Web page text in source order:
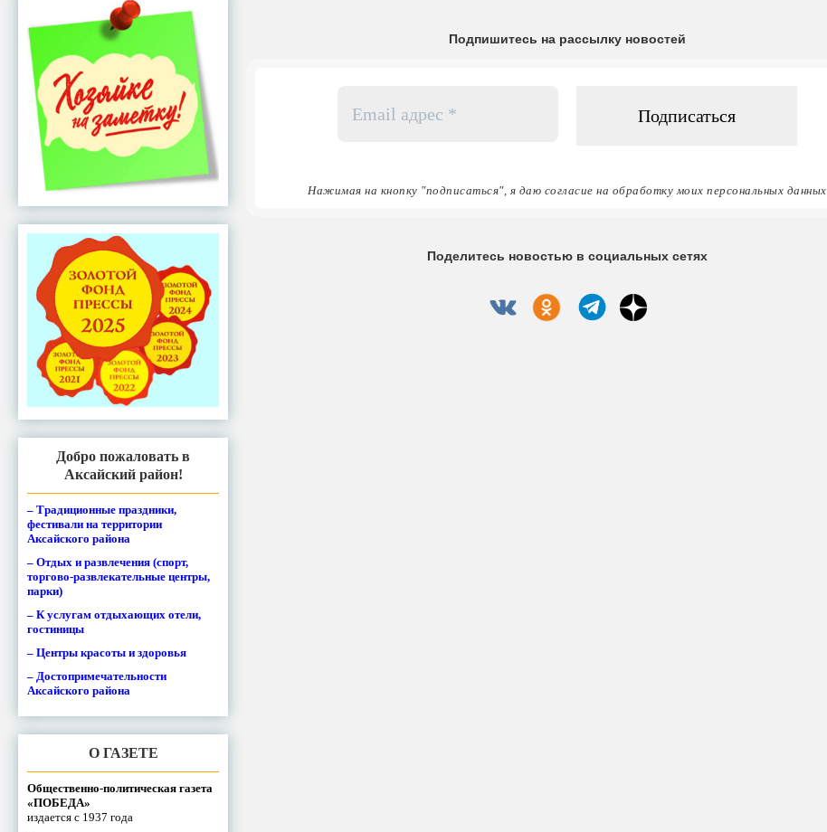
Добро пожаловать в
Аксайский район!
– Традиционные праздники,
фестивали на территории
Аксайского района
– Отдых и развлечения (спорт,
торгово-развлекательные центры,
парки)
– К услугам отдыхающих отели,
гостиницы
– Центры красоты и здоровья
– Достопримечательности
Аксайского района
О ГАЗЕТЕ
Общественно-политическая газета
«ПОБЕДА»
издается с 1937 года
Подпишитесь на рассылку новостей
адрес
Нажимая на кнопку "подписаться", я даю согласие на обработку моих персональных данных
Поделитесь новостью в социальных сетях